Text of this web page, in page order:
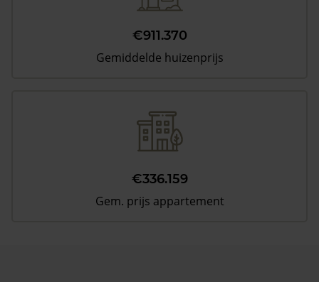
€911.370
Gemiddelde huizenprijs
€336.159
Gem. prijs appartement